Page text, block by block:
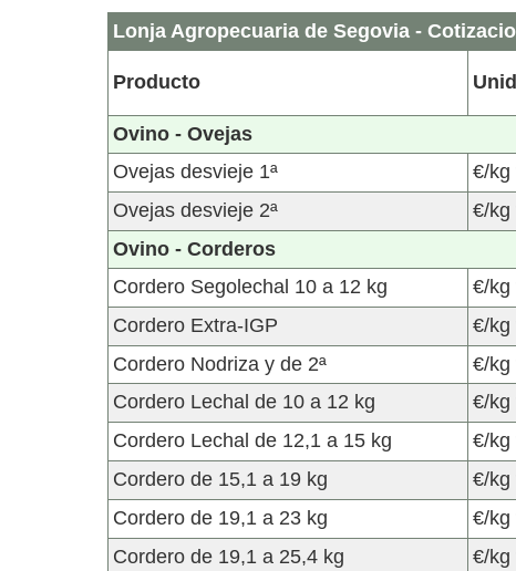
Lonja Agropecuaria de Segovia -
Producto
Ovino - Ovejas
Ovejas desvieje 1ª
€/kg
Ovejas desvieje 2ª
€/kg
Ovino - Corderos
Cordero Segolechal 10 a 12 kg
€/kg
Cordero Extra-IGP
€/kg
Cordero Nodriza y de 2ª
€/kg
Cordero Lechal de 10 a 12 kg
€/kg
Cordero Lechal de 12,1 a 15 kg
€/kg
Cordero de 15,1 a 19 kg
€/kg
Cordero de 19,1 a 23 kg
€/kg
Cordero de 19,1 a 25,4 kg
€/kg